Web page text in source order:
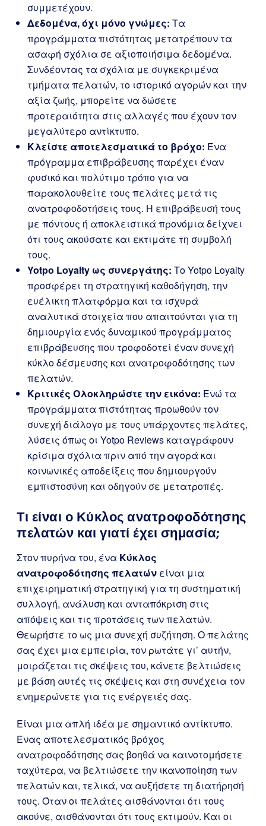
συμμετέχουν.
Δεδομένα, όχι μόνο γνώμες: Τα
προγράμματα πιστότητας μετατρέπουν τα
ασαφή σχόλια σε αξιοποιήσιμα δεδομένα.
Συνδέοντας τα σχόλια με συγκεκριμένα
τμήματα πελατών, το ιστορικό αγορών και την
αξία ζωής, μπορείτε να δώσετε
προτεραιότητα στις αλλαγές που έχουν τον
μεγαλύτερο αντίκτυπο.
Κλείστε αποτελεσματικά το βρόχο: Ένα
πρόγραμμα επιβράβευσης παρέχει έναν
φυσικό και πολύτιμο τρόπο για να
παρακολουθείτε τους πελάτες μετά τις
ανατροφοδοτήσεις τους. Η επιβράβευσή τους
με πόντους ή αποκλειστικά προνόμια δείχνει
ότι τους ακούσατε και εκτιμάτε τη συμβολή
τους.
Yotpo Loyalty ως συνεργάτης: Το Yotpo Loyalty
προσφέρει τη στρατηγική καθοδήγηση, την
ευέλικτη πλατφόρμα και τα ισχυρά
αναλυτικά στοιχεία που απαιτούνται για τη
δημιουργία ενός δυναμικού προγράμματος
επιβράβευσης που τροφοδοτεί έναν συνεχή
κύκλο δέσμευσης και ανατροφοδότησης των
πελατών.
Κριτικές Ολοκληρώστε την εικόνα: Ενώ τα
προγράμματα πιστότητας προωθούν τον
συνεχή διάλογο με τους υπάρχοντες πελάτες,
λύσεις όπως οι Yotpo Reviews καταγράφουν
κρίσιμα σχόλια πριν από την αγορά και
κοινωνικές αποδείξεις που δημιουργούν
εμπιστοσύνη και οδηγούν σε μετατροπές.
Τι είναι ο Κύκλος ανατροφοδότησης
πελατών και γιατί έχει σημασία;
Στον πυρήνα του, ένα Κύκλος
ανατροφοδότησης πελατών είναι μια
επιχειρηματική στρατηγική για τη συστηματική
συλλογή, ανάλυση και ανταπόκριση στις
απόψεις και τις προτάσεις των πελατών.
Θεωρήστε το ως μια συνεχή συζήτηση. Ο πελάτης
σας έχει μια εμπειρία, τον ρωτάτε γι’ αυτήν,
μοιράζεται τις σκέψεις του, κάνετε βελτιώσεις
με βάση αυτές τις σκέψεις και στη συνέχεια τον
ενημερώνετε για τις ενέργειές σας.
Είναι μια απλή ιδέα με σημαντικό αντίκτυπο.
Ένας αποτελεσματικός βρόχος
ανατροφοδότησης σας βοηθά να καινοτομήσετε
ταχύτερα, να βελτιώσετε την ικανοποίηση των
πελατών και, τελικά, να αυξήσετε τη διατήρησή
τους. Όταν οι πελάτες αισθάνονται ότι τους
ακούνε, αισθάνονται ότι τους εκτιμούν. Και οι